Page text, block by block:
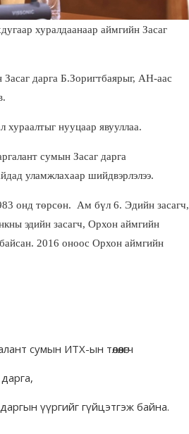
хуралдаанаар аймгийн Засаг
дарга Б.Зоригтбаярыг, АН-аас
хураалтыг нууцаар явууллаа.
сумын Засаг дарга
уламжлахаар шийдвэрлэлээ.
онд төрсөн. Ам бүл 6. Эдийн засагч,
эдийн засагч, Орхон аймгийн
2016 оноос Орхон аймгийн
сумын ИТХ-ын төлөөлөгч
үүргийг гүйцэтгэж байна.